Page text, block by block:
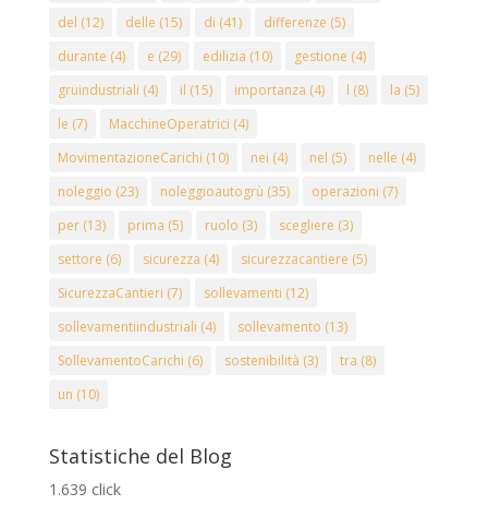
del (12) delle (15) di (41) differenze (5)
durante (4) e (29) edilizia (10) gestione (4)
gruindustriali (4) il (15) importanza (4) l (8) la (5)
le (7) MacchineOperatrici (4)
MovimentazioneCarichi (10) nei (4) nel (5) nelle (4)
noleggio (23) noleggioautogrù (35) operazioni (7)
per(13) prima (5) ruolo (3) scegliere (3)
settore (6) sicurezza (4) sicurezzacantiere (5)
SicurezzaCantieri (7) sollevamenti (12)
sollevamentiindustriali (4) sollevamento (13)
SollevamentoCarichi (6) sostenibilità (3) tra (8)
un (10)
Statistiche del Blog
1.639 click